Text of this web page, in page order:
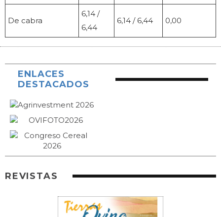
De cabra
6,14 /
6,44
6,14 / 6,44 0,00
ENLACES
DESTACADOS
REVISTAS